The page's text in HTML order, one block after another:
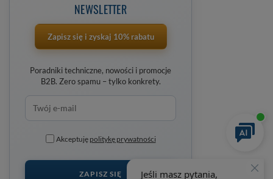
NEWSLETTER
Zapisz się i zyskaj 10% rabatu
Poradniki techniczne, nowości i promocje
B2B. Zero spamu – tylko konkrety.
Akceptuję politykę prywatności
ZAPISZ SIĘ